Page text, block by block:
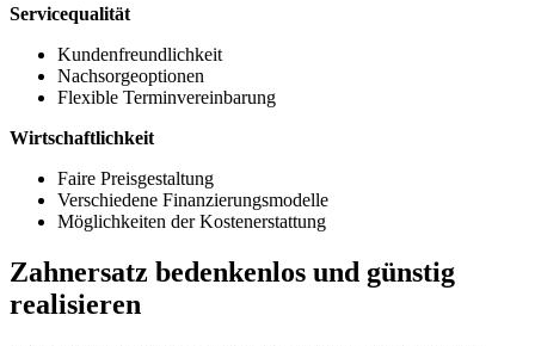
Servicequalität
Kundenfreundlichkeit
Nachsorgeoptionen
Flexible Terminvereinbarung
Wirtschaftlichkeit
Faire Preisgestaltung
Verschiedene Finanzierungsmodelle
Möglichkeiten der Kostenerstattung
Zahnersatz bedenkenlos und günstig
realisieren